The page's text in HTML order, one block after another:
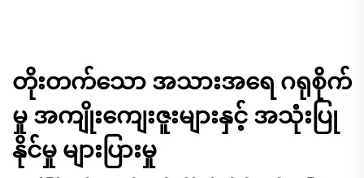
တိုးတက်သော အသားအရေ ဂရုစိုက်
မှု အကျိုးကျေးဇူးများနှင့် အသုံးပြု
နိုင်မှု များပြားမှု